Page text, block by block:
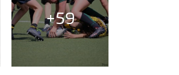
+59